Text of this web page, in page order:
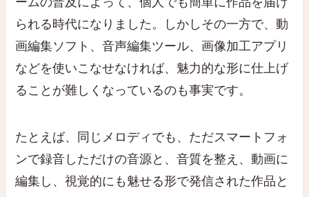
られる時代になりました。しかしその一方で、動
画編集ソフト、音声編集ツール、画像加工アプリ
などを使いこなせなければ、魅力的な形に仕上げ
ることが難しくなっているのも事実です。
たとえば、同じメロディでも、ただスマートフォ
ンで録音しただけの音源と、音質を整え、動画に
編集し、視覚的にも魅せる形で発信された作品と